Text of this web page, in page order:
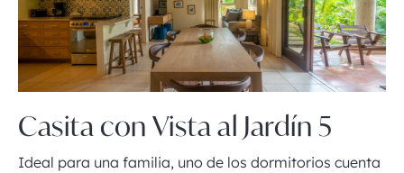
Casita con Vista al Jardín 5
Ideal para una familia, uno de los dormitorios cuenta